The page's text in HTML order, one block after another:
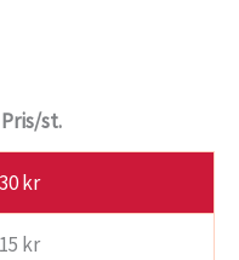
Pris/st.
30kr
15 kr